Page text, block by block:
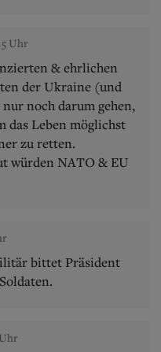
Uhr
& ehrlichen
der Ukraine (und
noch darum gehen,
das Leben möglichst
zu retten.
würden NATO & EU
bittet Präsident